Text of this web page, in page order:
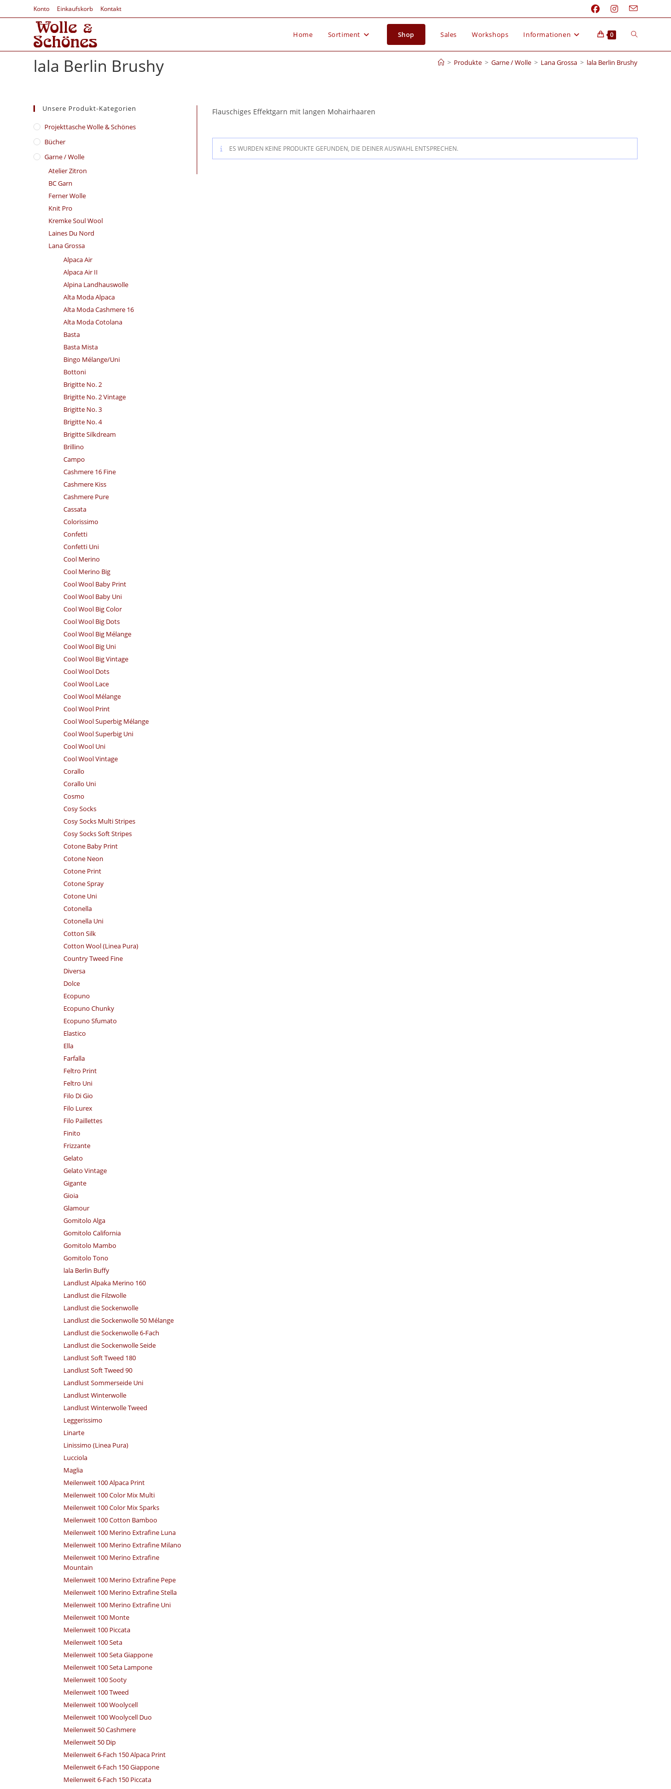
Konto Einkaufskorb Kontakt
Home Sortiment Shop Sales Workshops Informationen 0
lala Berlin Brushy > Produkte > Garne / Wolle > Lana Grossa > lala Berlin Brushy
Flauschiges Effektgarn mit langen Mohairhaaren
ES WURDEN KEINE PRODUKTE GEFUNDEN, DIE DEINER AUSWAHL ENTSPRECHEN.
Unsere Produkt-Kategorien
​Projekttasche Wolle & Schönes
Bücher
Garne / Wolle
Atelier Zitron
BC Garn
Ferner Wolle
Knit Pro
Kremke Soul Wool
Laines Du Nord
Lana Grossa
Alpaca Air
Alpaca Air II
Alpina Landhauswolle
Alta Moda Alpaca
Alta Moda Cashmere 16
Alta Moda Cotolana
Basta
Basta Mista
Bingo Mélange/​Uni
Bottoni
Brigitte No. 2
Brigitte No. 2 Vintage
Brigitte No. 3
Brigitte No. 4
Brigitte Silkdream
Brillino
Campo
Cashmere 16 Fine
Cashmere Kiss
Cashmere Pure
Cassata
Colorissimo
Confetti
Confetti Uni
Cool Merino
Cool Merino Big
Cool Wool Baby Print
Cool Wool Baby Uni
Cool Wool Big Color
Cool Wool Big Dots
Cool Wool Big Mélange
Cool Wool Big Uni
Cool Wool Big Vintage
Cool Wool Dots
Cool Wool Lace
Cool Wool Mélange
Cool Wool Print
Cool Wool Superbig Mélange
Cool Wool Superbig Uni
Cool Wool Uni
Cool Wool Vintage
Corallo
Corallo Uni
Cosmo
Cosy Socks
Cosy Socks Multi Stripes
Cosy Socks Soft Stripes
Cotone Baby Print
Cotone Neon
Cotone Print
Cotone Spray
Cotone Uni
Cotonella
Cotonella Uni
Cotton Silk
Cotton Wool (Linea Pura)
Country Tweed Fine
Diversa
Dolce
Ecopuno
Ecopuno Chunky
Ecopuno Sfumato
Elastico
Ella
Farfalla
Feltro Print
Feltro Uni
Filo Di Gio
Filo Lurex
Filo Paillettes
Finito
Frizzante
Gelato
Gelato Vintage
Gigante
Gioia
Glamour
Gomitolo Alga
Gomitolo California
Gomitolo Mambo
Gomitolo Tono
lala Berlin Buffy
Landlust Alpaka Merino 160
Landlust die Filzwolle
Landlust die Sockenwolle
Landlust die Sockenwolle 50 Mélange
Landlust die Sockenwolle 6-Fach
Landlust die Sockenwolle Seide
Landlust Soft Tweed 180
Landlust Soft Tweed 90
Landlust Sommerseide Uni
Landlust Winterwolle
Landlust Winterwolle Tweed
Leggerissimo
Linarte
Linissimo (Linea Pura)
Lucciola
Maglia
Meilenweit 100 Alpaca Print
Meilenweit 100 Color Mix Multi
Meilenweit 100 Color Mix Sparks
Meilenweit 100 Cotton Bamboo
Meilenweit 100 Merino Extrafine Luna
Meilenweit 100 Merino Extrafine Milano
Meilenweit 100 Merino Extrafine
Mountain
Meilenweit 100 Merino Extrafine Pepe
Meilenweit 100 Merino Extrafine Stella
Meilenweit 100 Merino Extrafine Uni
Meilenweit 100 Monte
Meilenweit 100 Piccata
Meilenweit 100 Seta
Meilenweit 100 Seta Giappone
Meilenweit 100 Seta Lampone
Meilenweit 100 Sooty
Meilenweit 100 Tweed
Meilenweit 100 Woolycell
Meilenweit 100 Woolycell Duo
Meilenweit 50 Cashmere
Meilenweit 50 Dip
Meilenweit 6-Fach 150 Alpaca Print
Meilenweit 6-Fach 150 Giappone
Meilenweit 6-Fach 150 Piccata